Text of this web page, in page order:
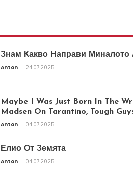
Знам Какво Направи Миналото
Anton 24.07.2025
Maybe I Was Just Born In The
Madsen On Tarantino, Tough
Anton 04.07.2025
Елио От Земята
Anton 04.07.2025